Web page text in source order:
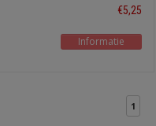
€5,25
Informatie
1